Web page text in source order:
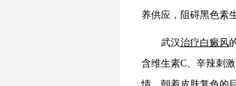
养供应，阻碍黑色素
武汉治疗白癜风
含维生素C、辛辣刺